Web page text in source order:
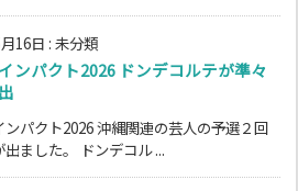
16日 : 未分類
ンパクト2026 ドンデコルテが準々
ンパクト2026 沖縄関連の芸人の予選２回
ました。 ドンデコル ...